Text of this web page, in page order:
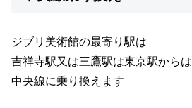
ジブリ美術館の最寄り駅は
吉祥寺駅又は三鷹駅は東京駅からは
中央線に乗り換えます